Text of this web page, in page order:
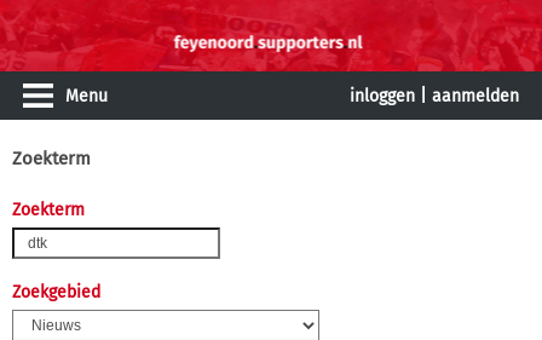
Menu inloggen aanmelden
Zoekterm
Zoekterm
Zoekgebied